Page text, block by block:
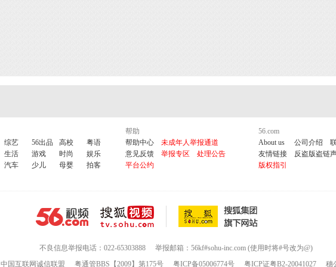
综艺 56出品 高校
粤语
生活 游戏 时尚
娱乐
汽车 少儿 母婴 拍客
帮助
帮助中心
未成年人举报通道
意见反馈
举报专区
处理公告
平台公约
56.com
About us
公司介绍
友情链接
反盗版盗链
版权指引
不良信息举报电话：022-65303888
举报邮箱：56kf#sohu-inc.com (使用时将#号改为@)
中国互联网诚信联盟 粤通管BBS【2009】第175号 粤ICP备05006774号 粤ICP证粤B2-20041027 穗